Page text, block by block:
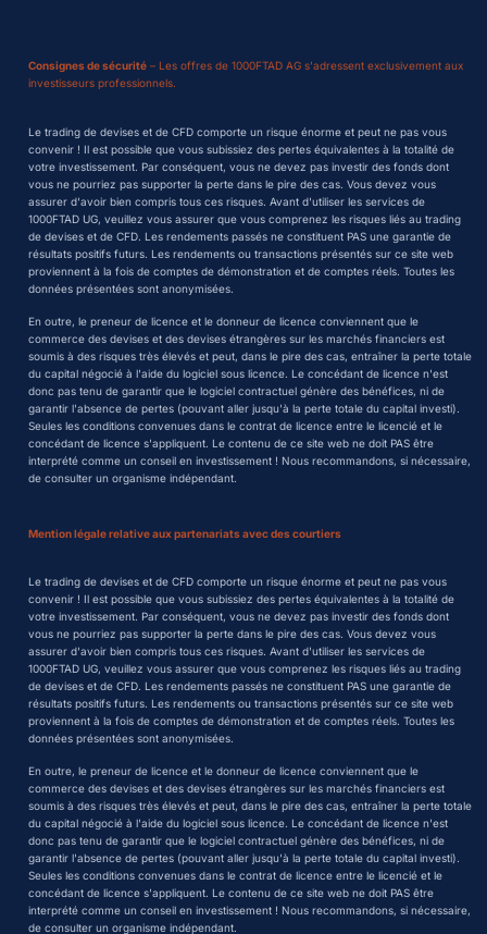
Consignes de sécurité – Les offres de 1000FTAD AG s'adressent exclusivement aux
investisseurs professionnels.
Le trading de devises et de CFD comporte un risque énorme et peut ne pas vous
convenir ! Il est possible que vous subissiez des pertes équivalentes à la totalité de
votre investissement. Par conséquent, vous ne devez pas investir des fonds dont
vous ne pourriez pas supporter la perte dans le pire des cas. Vous devez vous
assurer d'avoir bien compris tous ces risques. Avant d'utiliser les services de
1000FTAD UG, veuillez vous assurer que vous comprenez les risques liés au trading
de devises et de CFD. Les rendements passés ne constituent PAS une garantie de
résultats positifs futurs. Les rendements ou transactions présentés sur ce site web
proviennent à la fois de comptes de démonstration et de comptes réels. Toutes les
données présentées sont anonymisées.
En outre, le preneur de licence et le donneur de licence conviennent que le
commerce des devises et des devises étrangères sur les marchés financiers est
soumis à des risques très élevés et peut, dans le pire des cas, entraîner la perte totale
du capital négocié à l'aide du logiciel sous licence. Le concédant de licence n'est
donc pas tenu de garantir que le logiciel contractuel génère des bénéfices, ni de
garantir l'absence de pertes (pouvant aller jusqu'à la perte totale du capital investi).
Seules les conditions convenues dans le contrat de licence entre le licencié et le
concédant de licence s'appliquent. Le contenu de ce site web ne doit PAS être
interprété comme un conseil en investissement ! Nous recommandons, si nécessaire,
de consulter un organisme indépendant.
Mention légale relative aux partenariats avec des courtiers
Le trading de devises et de CFD comporte un risque énorme et peut ne pas vous
convenir ! Il est possible que vous subissiez des pertes équivalentes à la totalité de
votre investissement. Par conséquent, vous ne devez pas investir des fonds dont
vous ne pourriez pas supporter la perte dans le pire des cas. Vous devez vous
assurer d'avoir bien compris tous ces risques. Avant d'utiliser les services de
1000FTAD UG, veuillez vous assurer que vous comprenez les risques liés au trading
de devises et de CFD. Les rendements passés ne constituent PAS une garantie de
résultats positifs futurs. Les rendements ou transactions présentés sur ce site web
proviennent à la fois de comptes de démonstration et de comptes réels. Toutes les
données présentées sont anonymisées.
En outre, le preneur de licence et le donneur de licence conviennent que le
commerce des devises et des devises étrangères sur les marchés financiers est
soumis à des risques très élevés et peut, dans le pire des cas, entraîner la perte totale
du capital négocié à l'aide du logiciel sous licence. Le concédant de licence n'est
donc pas tenu de garantir que le logiciel contractuel génère des bénéfices, ni de
garantir l'absence de pertes (pouvant aller jusqu'à la perte totale du capital investi).
Seules les conditions convenues dans le contrat de licence entre le licencié et le
concédant de licence s'appliquent. Le contenu de ce site web ne doit PAS être
interprété comme un conseil en investissement ! Nous recommandons, si nécessaire,
de consulter un organisme indépendant.